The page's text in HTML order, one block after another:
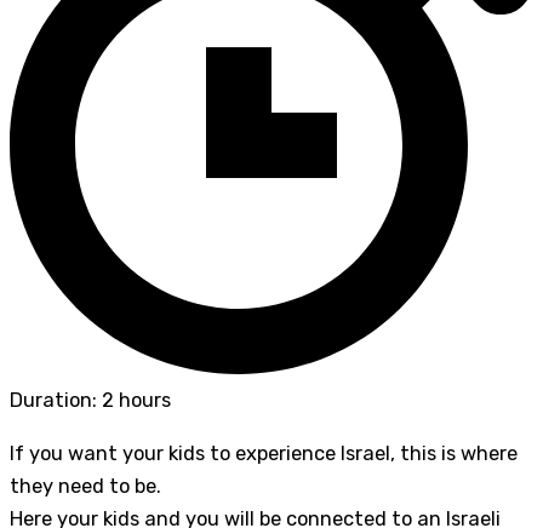
Duration: 2 hours
If you want your kids to experience Israel, this is where
they need to be.
Here your kids and you will be connected to an Israeli